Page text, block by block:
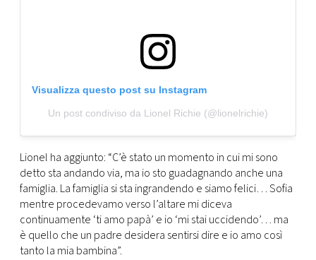
Visualizza questo post su Instagram
Un post condiviso da Lionel Richie (@lionelrichie)
Lionel ha aggiunto: “C’è stato un momento in cui mi sono
detto sta andando via, ma io sto guadagnando anche una
famiglia. La famiglia si sta ingrandendo e siamo felici… Sofia
mentre procedevamo verso l’altare mi diceva
continuamente ‘ti amo papà’ e io ‘mi stai uccidendo’… ma
è quello che un padre desidera sentirsi dire e io amo così
tanto la mia bambina”.